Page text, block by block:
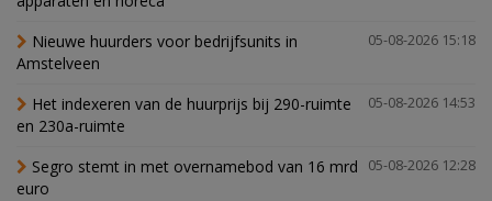
05-08-2026 15:18
Nieuwe huurders voor bedrijfsunits in
Amstelveen
05-08-2026 14:53
Het indexeren van de huurprijs bij 290-ruimte
en 230a-ruimte
05-08-2026 12:28
Segro stemt in met overnamebod van 16 mrd
euro